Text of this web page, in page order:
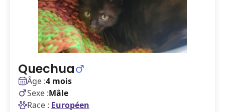
Quechua
Âge :4 mois
Sexe :Mâle
Race : Européen